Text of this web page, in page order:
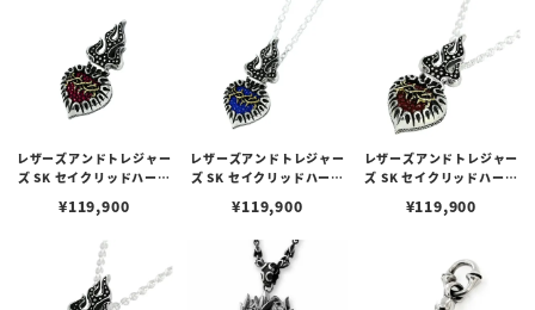
レザーズアンドトレジャー
ズ SK セイクリッドハート
（トップのみ）
¥119,900
レザーズアンドトレジャー
ズ SK セイクリッドハート
（トップのみ）
¥119,900
レザーズアンドトレジャー
ズ SK セイクリッドハート
ディー（トップのみ）
¥119,900